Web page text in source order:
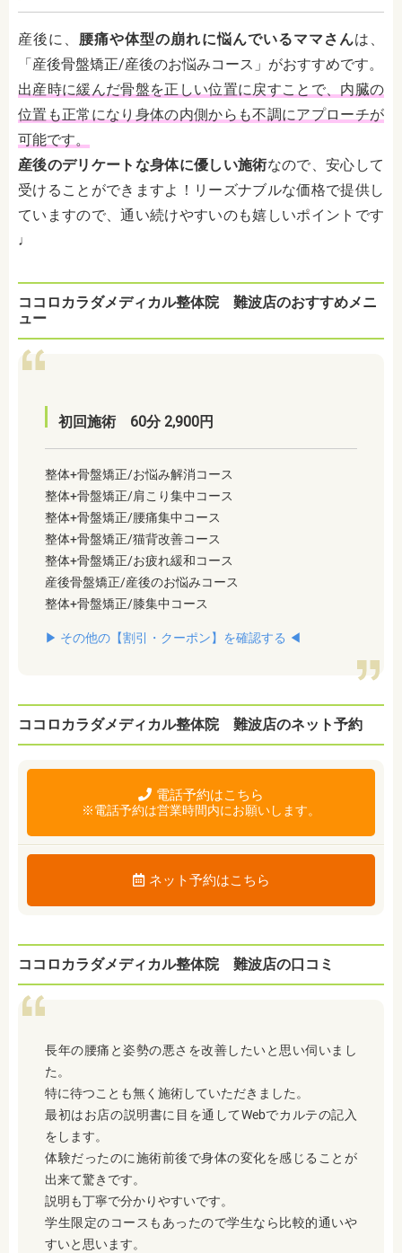
産後に、 腰痛や体型の崩れに悩んでいるママさんは、
「産後骨盤矯正/産後のお悩みコース」がおすすめです。
出産時に緩んだ骨盤を正しい位置に戻すことで、内臓の
位置も正常になり身体の内側からも不調にアプローチが
可能です。
産後のデリケートな身体に優しい施術なので、安心して
受けることができますよ！リーズナブルな価格で提供し
ていますので、通い続けやすいのも嬉しいポイントです
♩
ココロカラダメディカル整体院 難波店のおすすめメニ
ュー
初回施術 60分 2,900円
整体+骨盤矯正/お悩み解消コース
整体+骨盤矯正/肩こり集中コース
整体+骨盤矯正/腰痛集中コース
整体+骨盤矯正/猫背改善コース
整体+骨盤矯正/お疲れ緩和コース
産後骨盤矯正/産後のお悩みコース
整体+骨盤矯正/膝集中コース
▶︎ その他の【割引・クーポン】を確認する ◀︎
ココロカラダメディカル整体院 難波店のネット予約
電話予約はこちら
※電話予約は営業時間内にお願いします。
ネット予約はこちら
ココロカラダメディカル整体院 難波店の口コミ
長年の腰痛と姿勢の悪さを改善したいと思い伺いまし
た。
特に待つことも無く施術していただきました。
最初はお店の説明書に目を通してWebでカルテの記入
をします。
体験だったのに施術前後で身体の変化を感じることが
出来て驚きです。
説明も丁寧で分かりやすいです。
学生限定のコースもあったので学生なら比較的通いや
すいと思います。